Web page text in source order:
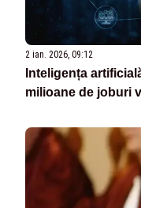
2 ian. 2026, 09:12
Inteligența
milioane de joburi